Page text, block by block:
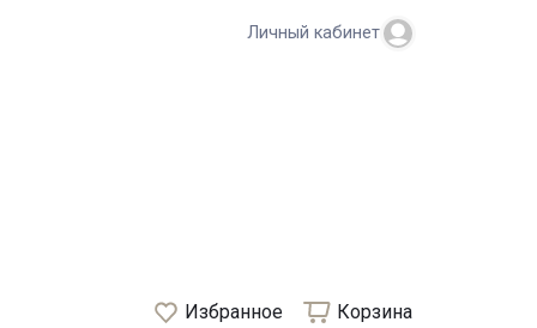
Личный кабинет
Избранное Корзина